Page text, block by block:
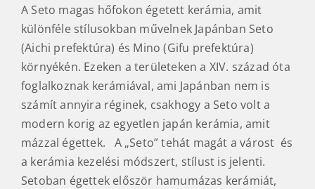
A Seto magas hőfokon égetett kerámia, amit
különféle stílusokban művelnek Japánban Seto
(Aichi prefektúra) és Mino (Gifu prefektúra)
környékén. Ezeken a területeken a XIV. század óta
foglalkoznak kerámiával, ami Japánban nem is
számít annyira réginek, csakhogy a Seto volt a
modern korig az egyetlen japán kerámia, amit
mázzal égettek. A „Seto” tehát magát a várost és
a kerámia kezelési módszert, stílust is jelenti.
Setoban égettek először hamumázas kerámiát,